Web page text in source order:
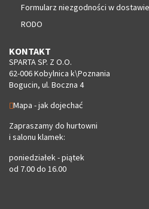
Formularz niezgodności w dostawie
RODO
KONTAKT
SPARTA SP. Z O.O.
62-006 Kobylnica k\Poznania
Bogucin, ul. Boczna 4
Mapa - jak dojechać
Zapraszamy do hurtowni
i salonu klamek:
poniedziałek - piątek
od 7.00 do 16.00